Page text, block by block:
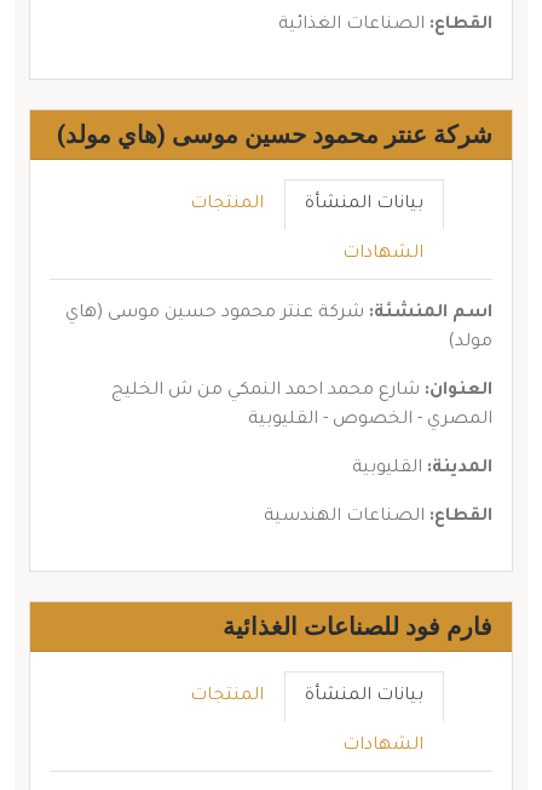
القطاع: الصناعات الغذائية
شركة عنتر محمود حسين موسى (هاي مولد)
بيانات المنشأة المنتجات
الشهادات
اسم المنشئة: شركة عنتر محمود حسين موسى (هاي
مولد)
العنوان: شارع محمد احمد النمكي من ش الخليج
المصري - الخصوص - القليوبية
المدينة: القليوبية
القطاع: الصناعات الهندسية
فارم فود للصناعات الغذائية
بيانات المنشأة المنتجات
الشهادات